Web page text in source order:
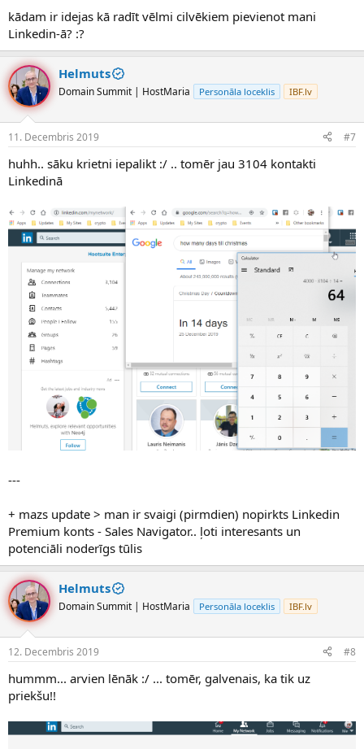
kādam ir idejas kā radīt vēlmi cilvēkiem pievienot mani
Linkedin-ā? :?
Helmuts
Domain Summit | HostMaria Personāla loceklis IBF.lv
11. Decembris 2019 #7
huhh.. sāku krietni iepalikt :/ .. tomēr jau 3104 kontakti
Linkedinā
---
+ mazs update > man ir svaigi (pirmdien) nopirkts Linkedin
Premium konts - Sales Navigator.. ļoti interesants un
potenciāli noderīgs tūlis
Helmuts
Domain Summit | HostMaria Personāla loceklis IBF.lv
12. Decembris 2019 #8
hummm... arvien lēnāk :/ ... tomēr, galvenais, ka tik uz
priekšu!!